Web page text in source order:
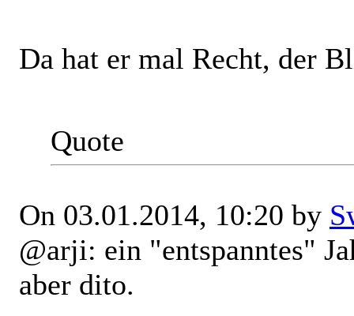
Da hat er mal Recht, der
Quote
On 03.01.2014, 10:20 by
@arji: ein "entspanntes"
aber dito.